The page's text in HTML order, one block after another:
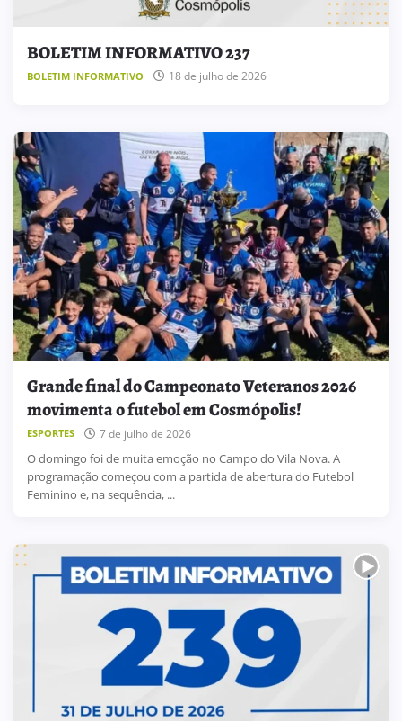
BOLETIM INFORMATIVO 237
BOLETIM INFORMATIVO 18 de julho de 2026
Grande final do Campeonato Veteranos 2026
movimenta o futebol em Cosmópolis!
ESPORTES 7 de julho de 2026
O domingo foi de muita emoção no Campo do Vila Nova. A
programação começou com a partida de abertura do Futebol
Feminino e, na sequência, ...